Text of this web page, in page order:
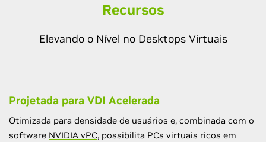
Recursos
Elevando o Nível no Desktops Virtuais
Projetada para VDI Acelerada
Otimizada para densidade de usuários e, combinada com o
software NVIDIA vPC, possibilita PCs virtuais ricos em